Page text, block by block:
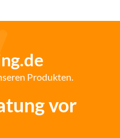
Produkten.
vor